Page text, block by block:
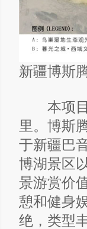
新疆博斯
本项目
里。博斯
于新疆巴
博湖景区
景游赏价
憩和健身
绝，类型